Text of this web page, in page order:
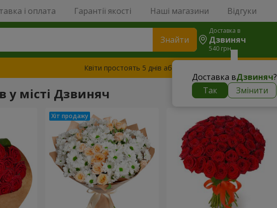
і оплата Гарантії якості Наші магазини Відгуки
Знайти
Доставка в
Дзвиняч
540 грн
Доставка вДзвиняч?
Так
Змінити
Квіти простоять 5 днів або замінимо букет
у місті Дзвиняч